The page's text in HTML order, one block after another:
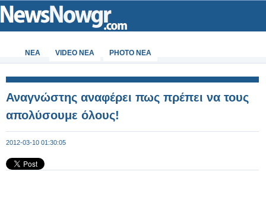
ΝΕΑ VIDEO NEA PHOTO NEA
Αναγνώστης αναφέρει πως πρέπει να τους
απολύσουμε όλους!
2012-03-10 01:30:05